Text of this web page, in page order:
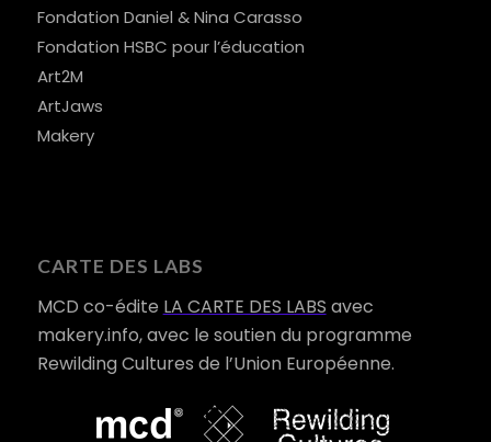
Fondation Daniel & Nina Carasso
Fondation HSBC pour l’éducation
Art2M
ArtJaws
Makery
CARTE DES LABS
MCD co-édite LA CARTE DES LABS avec
makery.info, avec le soutien du programme
Rewilding Cultures de l’Union Européenne.